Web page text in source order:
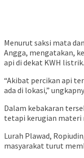
Menurut saksi mata
Angga, mengatakan,
api di dekat KWH listrik.
“Akibat percikan api
ada di lokasi,”
Dalam kebakaran
tetapi kerugian materi
Lurah Plawad,
masyarakat turut